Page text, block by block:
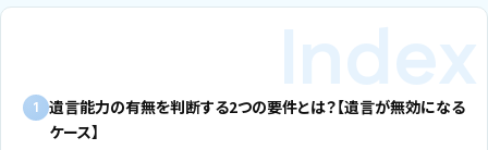
1 遺言能力の有無を判断する2つの要件とは？【遺言が無効になる
ケース】